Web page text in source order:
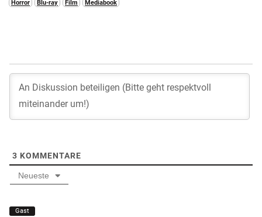
Horror
Blu-ray Film Mediabook
3 KOMMENTARE
Neueste
Gast